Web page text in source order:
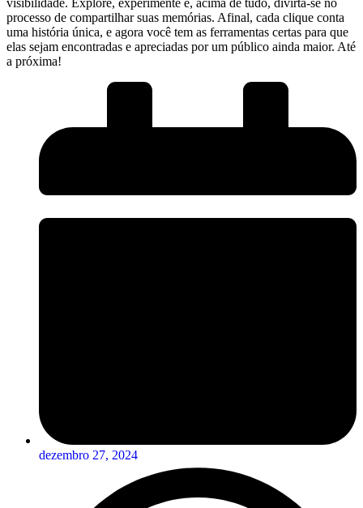
processo de compartilhar suas memórias. Afinal, cada clique conta
uma história⁢ única, e agora você ‌tem as ferramentas certas⁢ para que
elas sejam encontradas e apreciadas por um público ainda maior. Até
a próxima!
dezembro 27, 2024